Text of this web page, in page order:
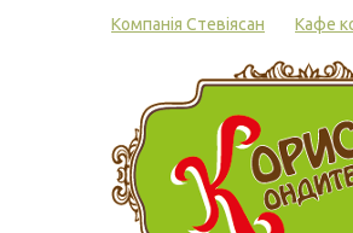
Компанія Стевіясан Кафе